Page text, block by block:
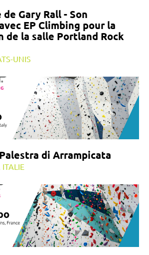
Gary Rall - Son
EP Climbing pour la
de la salle Portland Rock
UNIS
di Arrampicata
ITALIE